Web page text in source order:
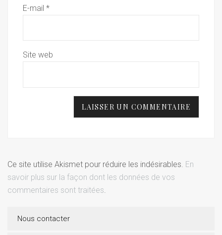
E-mail *
Site web
Ce site utilise Akismet pour réduire les indésirables. En
savoir plus sur la façon dont les données de vos
commentaires sont traitées.
Nous contacter